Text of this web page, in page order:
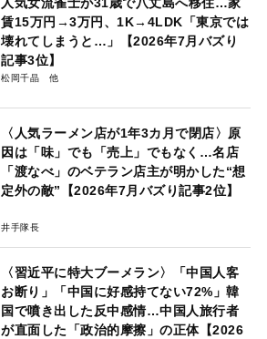
賃15万円→3万円、1K→4LDK「東京では
壊れてしまうと…」【2026年7月バズり
記事3位】
松岡千晶
〈人気ラーメン店が1年3カ月で閉店〉原
因は「味」でも「売上」でもなく…名店
「渡なべ」のベテラン店主が明かした“想
定外の敵”【2026年7月バズり記事2位】
井手隊長
〈習近平に特大ブーメラン〉「中国人客
お断り」「中国に好感持てない72%」韓
国で噴き出した反中感情…中国人旅行者
が直面した「政治的摩擦」の正体【2026